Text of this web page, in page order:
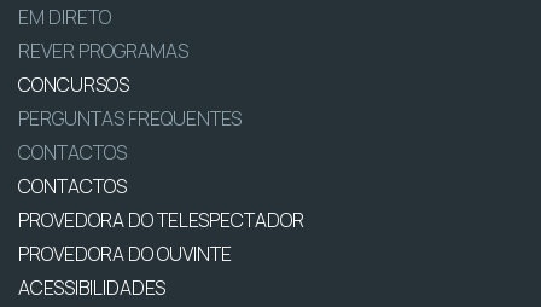
EM DIRETO
REVER PROGRAMAS
CONCURSOS
PERGUNTAS FREQUENTES
CONTACTOS
CONTACTOS
PROVEDORA DO TELESPECTADOR
PROVEDORA DO OUVINTE
ACESSIBILIDADES